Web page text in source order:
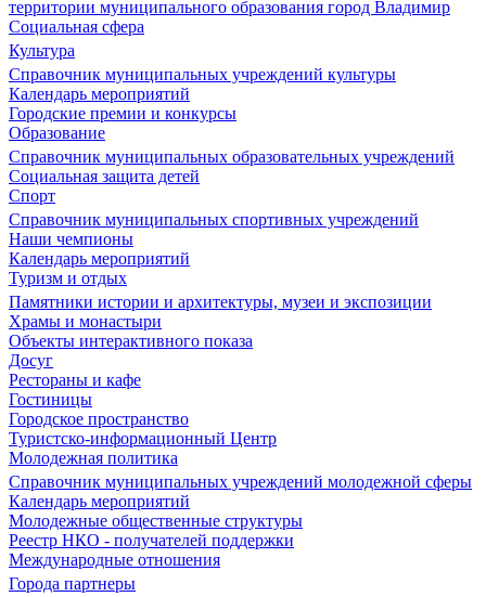
территории муниципального образования город Владимир
Социальная сфера
Культура
Справочник муниципальных учреждений культуры
Календарь мероприятий
Городские премии и конкурсы
Образование
Справочник муниципальных образовательных учреждений
Социальная защита детей
Спорт
Справочник муниципальных спортивных учреждений
Наши чемпионы
Календарь мероприятий
Туризм и отдых
Памятники истории и архитектуры, музеи и экспозиции
Храмы и монастыри
Объекты интерактивного показа
Досуг
Рестораны и кафе
Гостиницы
Городское пространство
Туристско-информационный Центр
Молодежная политика
Справочник муниципальных учреждений молодежной сферы
Календарь мероприятий
Молодежные общественные структуры
Реестр НКО - получателей поддержки
Международные отношения
Города партнеры